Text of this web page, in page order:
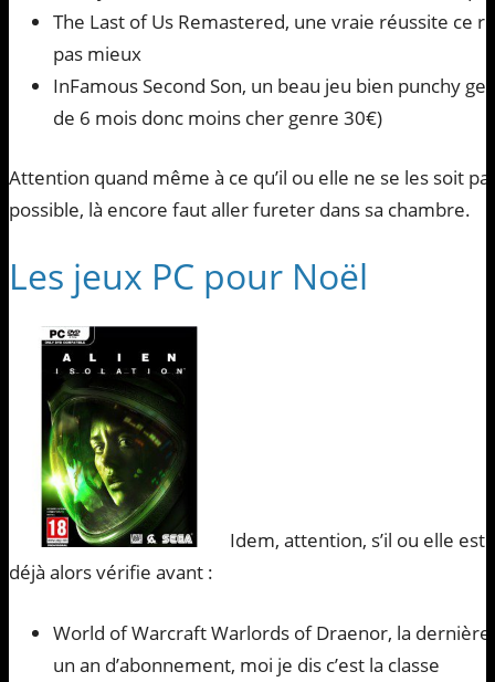
The Last of Us Remastered, une vraie réussite ce
pas mieux
InFamous Second Son, un beau jeu bien punchy
de 6 mois donc moins cher genre 30€)
Attention quand même à ce qu’il ou elle ne se les soit
possible, là encore faut aller fureter dans sa chambre.
Les jeux PC pour Noël
Idem, attention, s’il ou elle
déjà alors vérifie avant :
World of Warcraft Warlords of Draenor, la
un an d’abonnement, moi je dis c’est la classe